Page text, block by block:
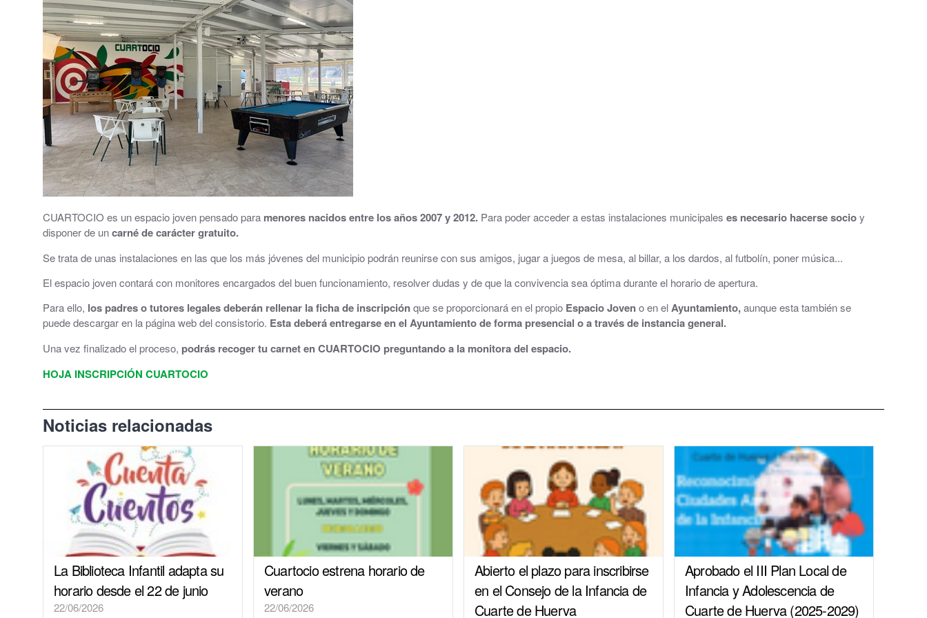
Grupos políticos
Plenos Municipales
PMUS - Plan de Movilidad Urbana Sostenible
Urbanismo
Tablón de anuncios: Ofertas de trabajo y otros.
Linea Verde - Ayuntamiento de Cuarte de Huerva
Atención al Ciudadano
Ayuntamiento Online
El Tiempo en Cuarte de Huerva
Redes Sociales
Iglesia de Santa Cruz
Parque y zonas verdes
Plaza de toros
Protección Civil · Agrupación de Voluntarios
Gestión de residuos en el municipio
Rincón Solidario
Comarca Central · Servicios Sociales
Transporte público
CUARTOCIO es un espacio joven pensado para menores nacidos entre los años 2007 y 2012. Para poder acceder a estas instalaciones municipales es necesario hacerse socioy
disponer de uncarné de carácter gratuito.
Se trata de unas instalaciones en las que los más jóvenes del municipio podrán reunirse con sus amigos, jugar a juegos de mesa, al billar, a los dardos, al futbolín, poner música...
El espacio joven contará con monitores encargados del buen funcionamiento, resolver dudas y de que la convivencia sea óptima durante el horario de apertura.
Para ello, los padres o tutores legales deberán rellenar la ficha de inscripciónque se proporcionará en el propio Espacio Joveno en elAyuntamiento,aunque esta también se
puede descargar en la página web del consistorio. Esta deberá entregarse en el Ayuntamiento de forma presencial o a través de instancia general.
Una vez finalizado el proceso, podrás recoger tu carnet en CUARTOCIO preguntando a la monitora del espacio.
HOJA INSCRIPCIÓN CUARTOCIO
Noticias relacionadas
La Biblioteca Infantil adapta su
horario desde el 22 de junio
22/06/2026
Cuartocio estrena horario de
verano
22/06/2026
Abierto el plazo para inscribirse
en el Consejo de la Infancia de
Cuarte de Huerva
Aprobado el III Plan Local de
Infancia y Adolescencia de
Cuarte de Huerva (2025-2029)